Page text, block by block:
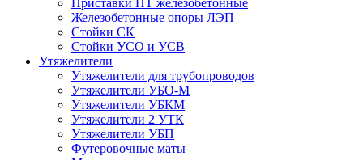
Приставки ПТ железобетонные
Железобетонные опоры ЛЭП
Стойки СК
Стойки УСО и УСВ
Утяжелители
Утяжелители для трубопроводов
Утяжелители УБО-М
Утяжелители УБКМ
Утяжелители 2 УТК
Утяжелители УБП
Футеровочные маты